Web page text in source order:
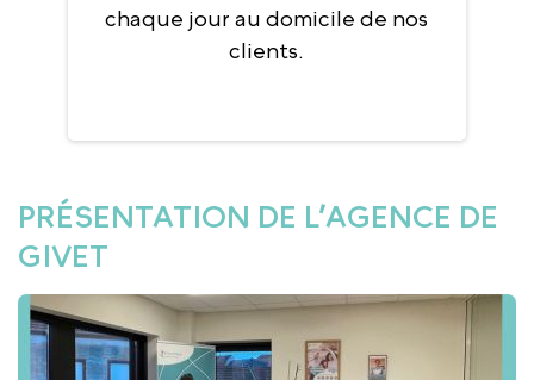
chaque jour au domicile de nos
clients.
PRÉSENTATION DE L’AGENCE DE
GIVET